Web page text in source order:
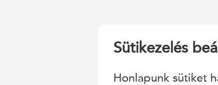
Sütikezelés
Honlapunk sütiket